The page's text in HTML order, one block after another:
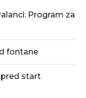
Program za
fontane
pred start